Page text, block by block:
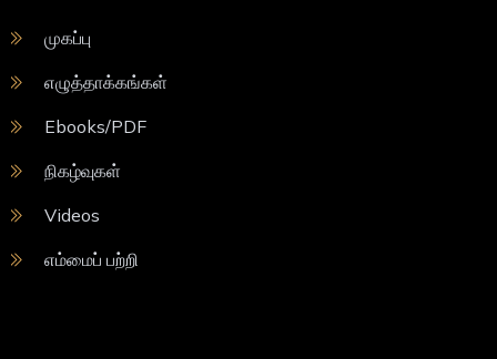
முகப்பு
எழுத்தாக்கங்கள்
Ebooks/PDF
நிகழ்வுகள்
Videos
எம்மைப் பற்றி